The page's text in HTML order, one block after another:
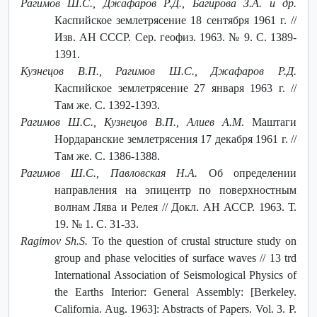
Рагимов Ш.С., Джафаров Р.Д., Багирова З.А. и др.
Каспийское землетрясение 18 сентября 1961 г. //
Изв. АН СССР. Сер. геофиз. 1963. № 9. С. 1389-
1391.
Кузнецов В.П., Рагимов Ш.С., Джафаров Р.Д.
Каспийское землетрясение 27 января 1963 г. //
Там же. С. 1392-1393.
Рагимов Ш.С., Кузнецов В.П., Алиев А.М. Маштаги
Нордаранские землетрясения 17 декабря 1961 г. //
Там же. С. 1386-1388.
Рагимов Ш.С., Павловская Н.А. Об определении
направления на эпицентр по поверхностным
волнам Лява и Релея // Докл. АН АССР. 1963. Т.
19. № 1. С. 31-33.
Ragimov Sh.S. To the question of crustal structure study on
group and phase velocities of surface waves // 13 trd
International Association of Seismological Physics of
the Earths Interior: General Assembly: [Berkeley.
California. Aug. 1963]: Abstracts of Papers. Vol. 3. P.